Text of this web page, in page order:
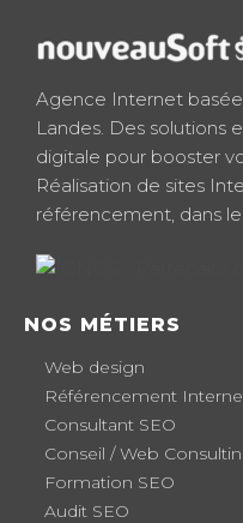
Agence Internet
Landes. Des solutions
digitale pour booster
Réalisation de sites
référencement, dans
NOS MÉTIERS
Web design
Référencement
Consultant SEO
Conseil / Web
Formation SEO
Audit SEO